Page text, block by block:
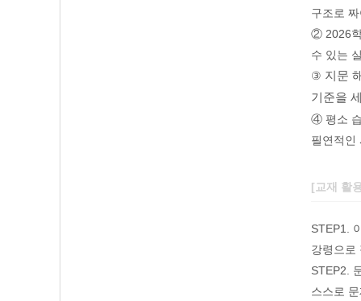
구조로
② 2026학
수 있는
③ 지문
기준을
④ 평소 습
필연적인
[교재 활
STEP1.
강령으로
STEP2.
스스로